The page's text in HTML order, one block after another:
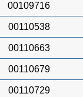
00109716
00110538
00110663
00110679
00110729